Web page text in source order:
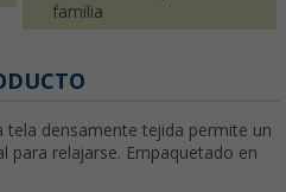
familia
tela densamente tejida permite un
para relajarse. Empaquetado en